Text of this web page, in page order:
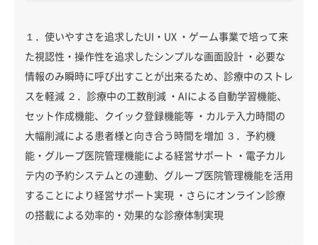
１．使いやすさを追求したUI・UX ・ゲーム事業で培って来
た視認性・操作性を追求したシンプルな画面設計 ・必要な
情報のみ瞬時に呼び出すことが出来るため、診療中のストレ
スを軽減 ２．診療中の工数削減 ・AIによる自動学習機能、
セット作成機能、クイック登録機能等 ・カルテ入力時間の
大幅削減による患者様と向き合う時間を増加 ３．予約機
能・グループ医院管理機能による経営サポート ・電子カル
テ内の予約システムとの連動、グループ医院管理機能を活用
することにより経営サポート実現 ・さらにオンライン診療
の搭載による効率的・効果的な診療体制実現